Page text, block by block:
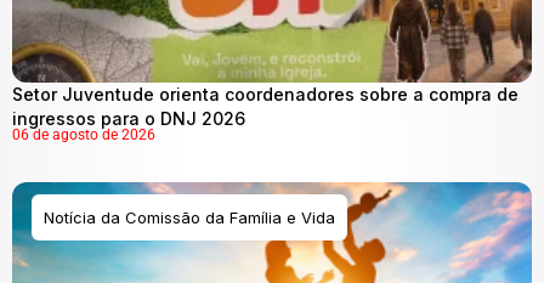
Setor Juventude orienta coordenadores sobre a compra de
ingressos para o DNJ 2026
06 de agosto de 2026
Notícia da Comissão da Família e Vida